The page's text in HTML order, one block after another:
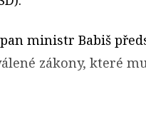
ministr Babiš
zákony, které